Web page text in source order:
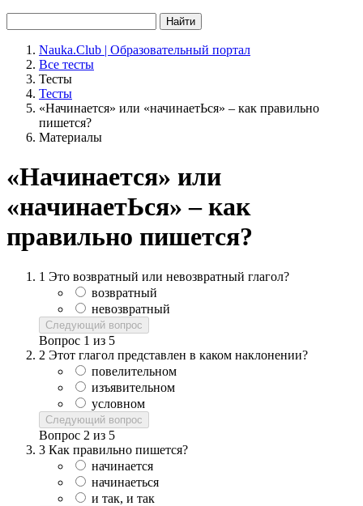
Найти
Nauka.Club | Образовательный портал
Все тесты
Тесты
Тесты
«Начинается» или «начинаетЬся» – как правильно
пишется?
Материалы
«Начинается» или
«начинаетЬся» – как
правильно пишется?
1 Это возвратный или невозвратный глагол?
возвратный
невозвратный
Следующий вопрос
Вопрос 1 из 5
2 Этот глагол представлен в каком наклонении?
повелительном
изъявительном
условном
Следующий вопрос
Вопрос 2 из 5
3 Как правильно пишется?
начинается
начинаеться
и так, и так